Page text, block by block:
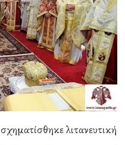
σχηματίσθηκε λιτανευτική